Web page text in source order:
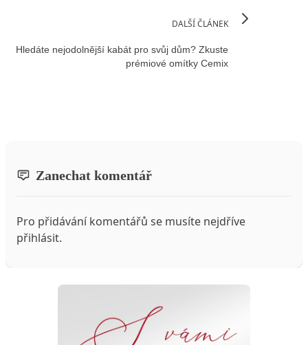
DALŠÍ ČLÁNEK
Hledáte nejodolnější kabát pro svůj dům? Zkuste
prémiové omítky Cemix
Zanechat komentář
Pro přidávání komentářů se musíte nejdříve
přihlásit.